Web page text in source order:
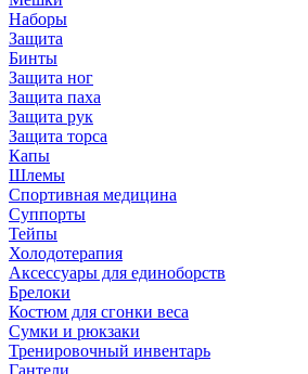
Наборы
Защита
Бинты
Защита ног
Защита паха
Защита рук
Защита торса
Капы
Шлемы
Спортивная медицина
Суппорты
Тейпы
Холодотерапия
Аксессуары для единоборств
Брелоки
Костюм для сгонки веса
Сумки и рюкзаки
Тренировочный инвентарь
Гантели